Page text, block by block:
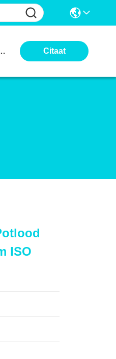
Met Ons Op Citaat
ISO